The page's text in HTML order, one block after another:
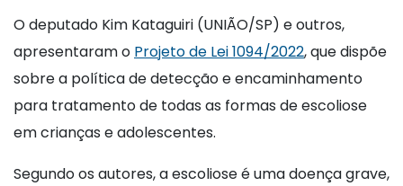
O deputado Kim Kataguiri (UNIÃO/SP) e outros,
apresentaram o Projeto de Lei 1094/2022, que dispõe
sobre a política de detecção e encaminhamento
para tratamento de todas as formas de escoliose
em crianças e adolescentes.
Segundo os autores, a escoliose é uma doença grave,